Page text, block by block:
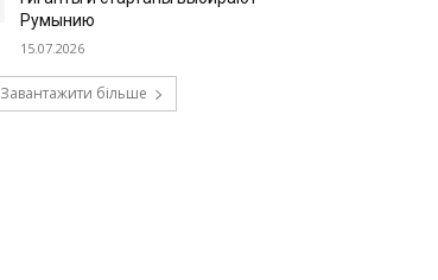
Румынию
15.07.2026
Завантажити більше